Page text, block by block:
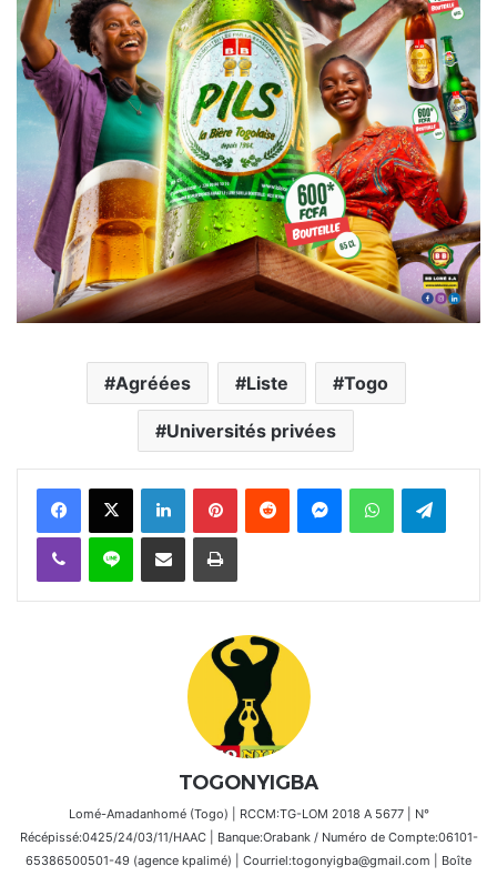
Agréées Liste Togo
Universités privées
FacebookX Linkedin PinterestReddit MessengerWhatsAppTelegram
Viber Ligne Partager par email Imprimer
TOGONYIGBA
Lomé-Amadanhomé (Togo) | RCCM:TG-LOM 2018 A 5677 | N°
Récépissé:0425/24/03/11/HAAC | Banque:Orabank / Numéro de Compte:06101-
65386500501-49 (agence kpalimé) | Courriel:togonyigba@gmail.com | Boîte